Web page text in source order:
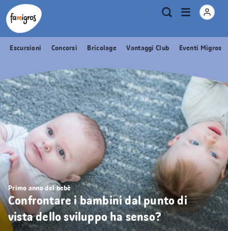
Navigazione
segnalibri
Header
Logo Metanavigazione
Ricerca
Apri
menu
Escursioni Concorsi Bricolage Vantaggi Club Eventi Migros
Primo anno del bebè
Confrontare i bambini dal punto di
vista dello sviluppo ha senso?